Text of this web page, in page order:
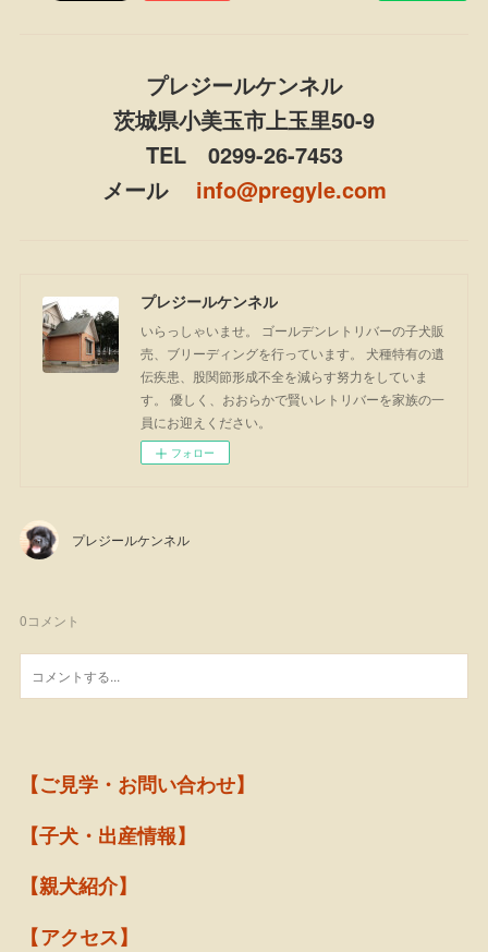
プレジールケンネル
茨城県小美玉市上玉里50-9
TEL 0299-26-7453
メール info@pregyle.com
プレジールケンネル
いらっしゃいませ。 ゴールデンレトリバーの子犬販
売、ブリーディングを行っています。 犬種特有の遺
伝疾患、股関節形成不全を減らす努力をしていま
す。 優しく、おおらかで賢いレトリバーを家族の一
員にお迎えください。
フォロー
プレジールケンネル
0コメント
【ご見学・お問い合わせ】
【子犬・出産情報】
【親犬紹介】
【アクセス】